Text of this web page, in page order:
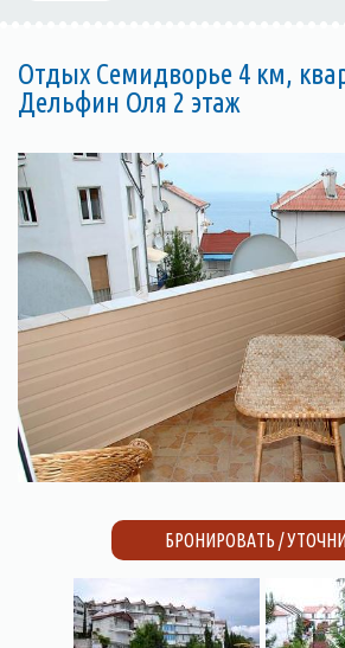
Отдых Семидворье 4 км,
Дельфин Оля 2 этаж
БРОНИРОВАТЬ /